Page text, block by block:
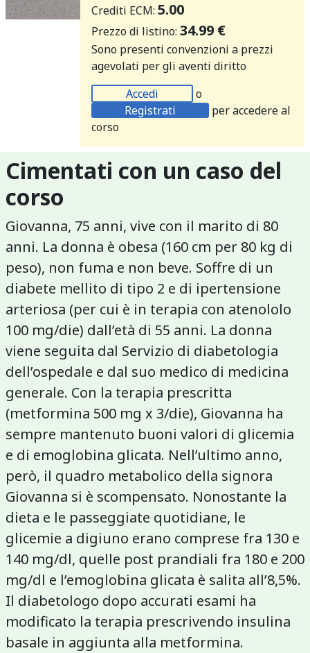
Crediti ECM: 5.00
Prezzo di listino: 34.99 €
Sono presenti convenzioni a prezzi
agevolati per gli aventi diritto
Accedi
o
Registrati
per accedere al
corso
Cimentati con un caso del
corso
Giovanna, 75 anni, vive con il marito di 80
anni. La donna è obesa (160 cm per 80 kg di
peso), non fuma e non beve. Soffre di un
diabete mellito di tipo 2 e di ipertensione
arteriosa (per cui è in terapia con atenololo
100 mg/die) dall’età di 55 anni. La donna
viene seguita dal Servizio di diabetologia
dell’ospedale e dal suo medico di medicina
generale. Con la terapia prescritta
(metformina 500 mg x 3/die), Giovanna ha
sempre mantenuto buoni valori di glicemia
e di emoglobina glicata. Nell’ultimo anno,
però, il quadro metabolico della signora
Giovanna si è scompensato. Nonostante la
dieta e le passeggiate quotidiane, le
glicemie a digiuno erano comprese fra 130 e
140 mg/dl, quelle post prandiali fra 180 e 200
mg/dl e l’emoglobina glicata è salita all’8,5%.
Il diabetologo dopo accurati esami ha
modificato la terapia prescrivendo insulina
basale in aggiunta alla metformina.